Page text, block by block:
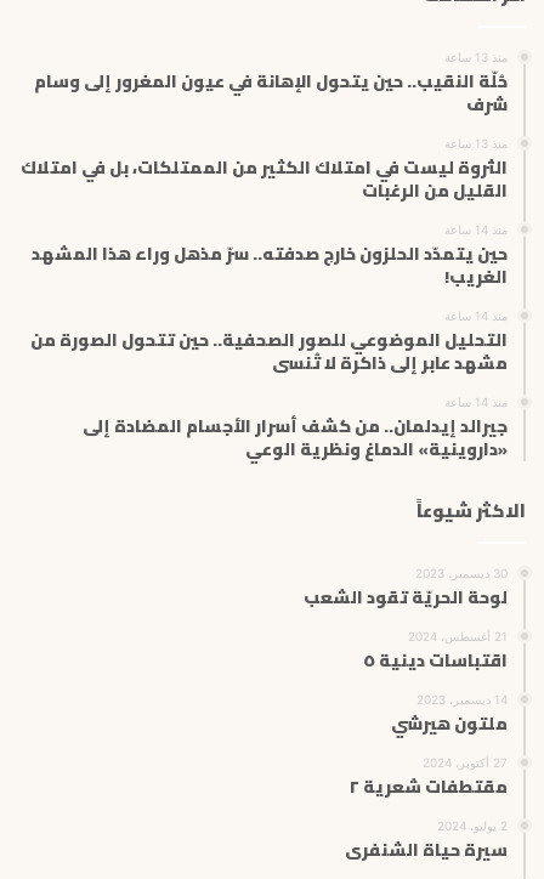
ر
ي
منذ 13 ساعة
حُلّة النقيب.. حين يتحول الإهانة في عيون المغرور إلى وسام
شرف
منذ 13 ساعة
الثروة ليست في امتلاك الكثير من الممتلكات، بل في امتلاك
القليل من الرغبات
منذ 14 ساعة
حين يتمدّد الحلزون خارج صدفته.. سرّ مذهل وراء هذا المشهد
الغريب!
منذ 14 ساعة
التحليل الموضوعي للصور الصحفية.. حين تتحول الصورة من
مشهد عابر إلى ذاكرة لا تُنسى
منذ 14 ساعة
جيرالد إيدلمان.. من كشف أسرار الأجسام المضادة إلى
«داروينية» الدماغ ونظرية الوعي
الاكثر شيوعاً
30 ديسمبر، 2023
لوحة الحريّة تقود الشعب
21 أغسطس، 2024
اقتباسات دينية ٥
14 ديسمبر، 2023
ملتون هيرشي
27 أكتوبر، 2024
مقتطفات شعرية ٢
2 يوليو، 2024
سيرة حياة الشنفرى